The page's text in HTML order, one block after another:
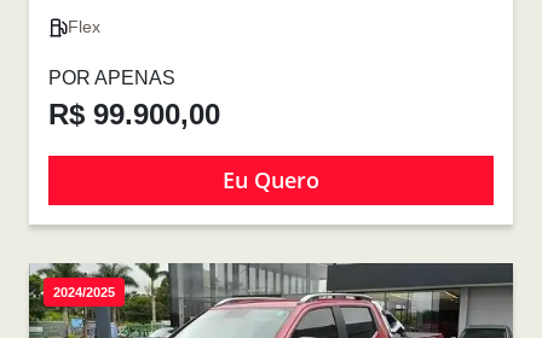
Flex
POR APENAS
R$ 99.900,00
Eu Quero
2024/2025